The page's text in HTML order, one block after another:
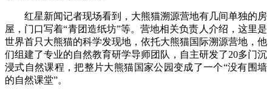
红星新闻记者现场看到，大熊猫溯源营地有几间单独的房
屋，门口写着“青团造纸坊”等。营地相关负责人介绍，这里是
世界首只大熊猫的科学发现地，依托大熊猫国际溯源营地，他
们组建了专业的自然教育研学导师团队，自主研发了20多门沉
浸式自然课程，把整片大熊猫国家公园变成了一个“没有围墙
的自然课堂”。